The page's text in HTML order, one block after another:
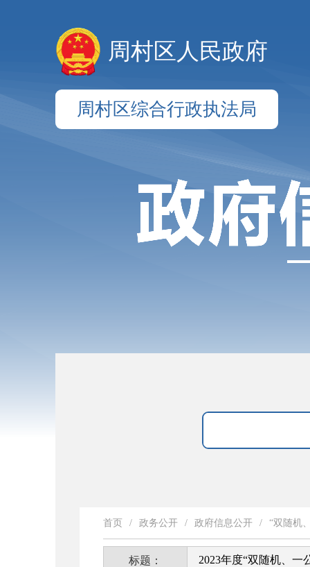
周村区人民政府
周村区综合行政执法局
首页 / 政务公开 / 政府信息公开 / “双随机
标题： 2023年度“双随机、一